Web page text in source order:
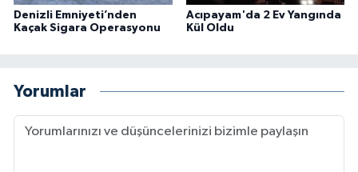
Denizli Emniyeti’nden
Kaçak Sigara Operasyonu
Acıpayam'da 2 Ev Yangında
Kül Oldu
Yorumlar